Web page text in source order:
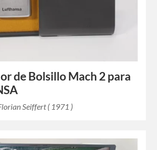
de Bolsillo Mach 2 para
Seiffert ( 1971 )